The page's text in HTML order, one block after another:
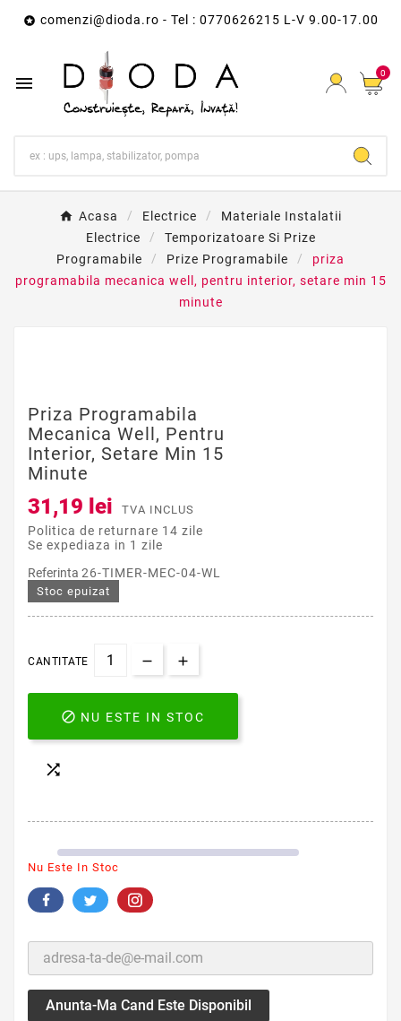
 comenzi@dioda.ro - Tel : 0770626215 L-V 9.00-17.00
 0
Acasa Electrice
Materiale Instalatii
Electrice
Temporizatoare Si Prize
Programabile
Prize Programabile
priza
programabila mecanica well, pentru interior, setare min 15
minute
Priza Programabila
Mecanica Well, Pentru
Interior, Setare Min 15
Minute
31,19 lei TVA INCLUS
Politica de returnare 14 zile
Se expediaza in 1 zile
Referinta 26-TIMER-MEC-04-WL
Stoc epuizat
CANTITATE
 NU ESTE IN STOC

Nu Este In Stoc
Anunta-Ma Cand Este Disponibil